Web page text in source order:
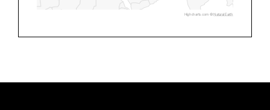
Highcharts.com ©Natural Earth